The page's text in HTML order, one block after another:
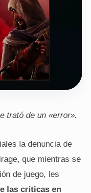
trató de un «error».
la denuncia de
que mientras se
de juego, les
las críticas en